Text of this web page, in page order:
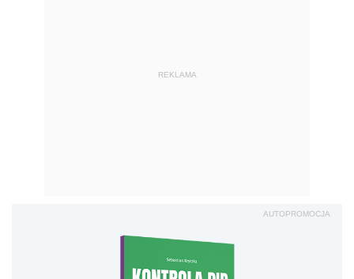
REKLAMA
AUTOPROMOCJA